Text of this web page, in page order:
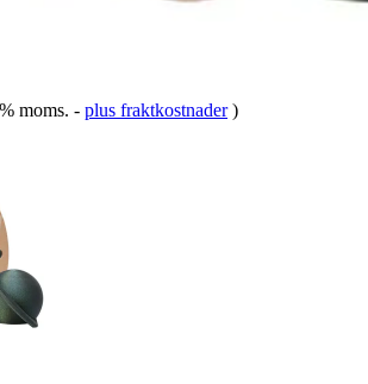
moms. - plus fraktkostnader )